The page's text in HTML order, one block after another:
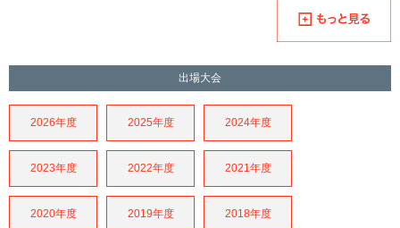
出場大会
2026年度 2025年度 2024年度
2023年度 2022年度 2021年度
2020年度 2019年度 2018年度